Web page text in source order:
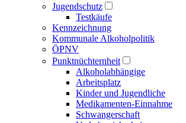
Jugendschutz
Testkäufe
Kennzeichnung
Kommunale Alkoholpolitik
ÖPNV
Punktnüchternheit
Alkoholabhängige
Arbeitsplatz
Kinder und Jugendliche
Medikamenten-Einnahme
Schwangerschaft